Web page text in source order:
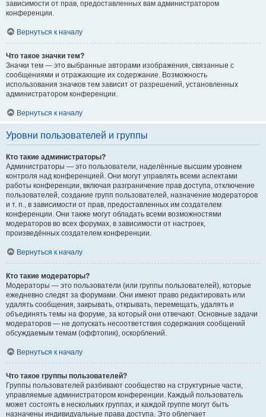
зависимости от прав, предоставленных вам администратором
конференции.
Вернуться к началу
Что такое значки тем?
Значки тем — это выбранные авторами изображения, связанные с
сообщениями и отражающие их содержание. Возможность
использования значков тем зависит от разрешений, установленных
администратором конференции.
Вернуться к началу
Уровни пользователей и группы
Кто такие администраторы?
Администраторы — это пользователи, наделённые высшим уровнем
контроля над конференцией. Они могут управлять всеми аспектами
работы конференции, включая разграничение прав доступа, отключение
пользователей, создание групп пользователей, назначение модераторов
и т. п., в зависимости от прав, предоставленных им создателем
конференции. Они также могут обладать всеми возможностями
модераторов во всех форумах, в зависимости от настроек,
произведённых создателем конференции.
Вернуться к началу
Кто такие модераторы?
Модераторы — это пользователи (или группы пользователей), которые
ежедневно следят за форумами. Они имеют право редактировать или
удалять сообщения, закрывать, открывать, перемещать, удалять и
объединять темы на форуме, за который они отвечают. Основные задачи
модераторов — не допускать несоответствия содержания сообщений
обсуждаемым темам (оффтопик), оскорблений.
Вернуться к началу
Что такое группы пользователей?
Группы пользователей разбивают сообщество на структурные части,
управляемые администратором конференции. Каждый пользователь
может состоять в нескольких группах, и каждой группе могут быть
назначены индивидуальные права доступа. Это облегчает